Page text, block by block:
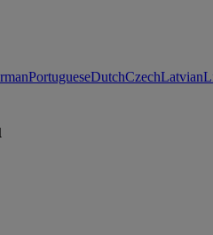
PortugueseDutchCzechLatvian